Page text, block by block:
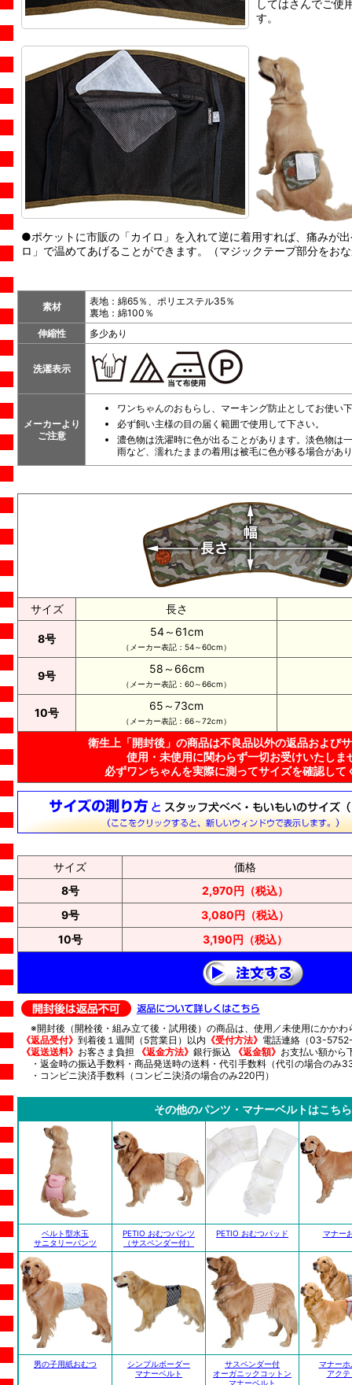
してはさんでご使
す。
●ポケットに市販の「カイロ」を入れて逆に着用すれば、痛みが
ロ」で温めてあげることができます。（マジックテープ部分をお
素材
表地：綿65％、ポリエステル35％
裏地：綿100％
伸縮性
多少あり
洗濯表示
メーカーより
ご注意
ワンちゃんのおもらし、マーキング防止としてお使い
必ず飼い主様の目の届く範囲で使用して下さい。
濃色物は洗濯時に色が出ることがあります。淡色物は
雨など、濡れたままの着用は被毛に色が移る場合があ
サイズ 長さ
8号
54～61cm
（メーカー表記：54～60cm）
9号
58～66cm
（メーカー表記：60～66cm）
10号
65～73cm
（メーカー表記：66～72cm）
衛生上「開封後」の商品は不良品以外の返品および
使用・未使用に関わらず一切お受けいたしま
必ずワンちゃんを実際に測ってサイズを確認して
サイズ
価格
8号
2,970円（税込）
9号
3,080円（税込）
10号
3,190円（税込）
※開封後（開栓後・組み立て後・試用後）の商品は、使用／未使用にかかわ
《返品受付》 到着後１週間（5営業日）以内 《受付方法》 電話連絡（03-
《返送送料》 お客さま負担 《返金方法》 銀行振込 《返金額》 お支払い額から
・返金時の振込手数料・商品発送時の送料・代引手数料（代引の場合のみ
・コンビニ決済手数料（コンビニ決済の場合のみ220円）
その他のパンツ・マナーベルトはこちら
ベルト型水玉
サニタリーパンツ
PETIO おむつパンツ
（サスペンダー付）
PETIO おむつパッド マナー
男の子用紙おむつ
シンプルボーダー
マナーベルト
サスペンダー付
オーガニックコットン
マナーベルト
マナーホ
アクテ